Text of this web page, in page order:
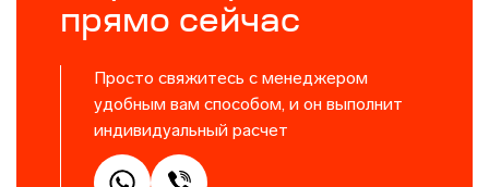
прямо сейчас
Просто свяжитесь с менеджером
удобным вам способом, и он выполнит
индивидуальный расчет